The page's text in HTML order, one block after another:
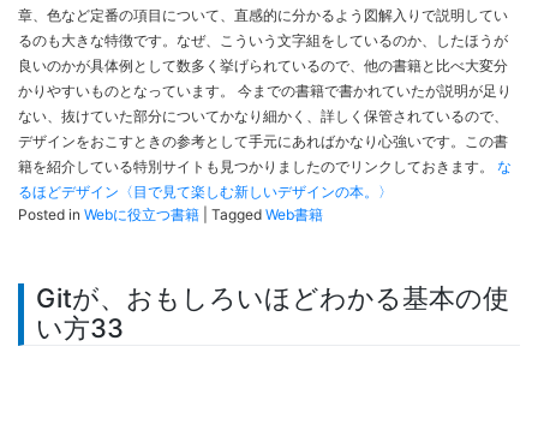
章、色など定番の項目について、直感的に分かるよう図解入りで説明してい
るのも大きな特徴です。なぜ、こういう文字組をしているのか、したほうが
良いのかが具体例として数多く挙げられているので、他の書籍と比べ大変分
かりやすいものとなっています。 今までの書籍で書かれていたが説明が足り
ない、抜けていた部分についてかなり細かく、詳しく保管されているので、
デザインをおこすときの参考として手元にあればかなり心強いです。この書
籍を紹介している特別サイトも見つかりましたのでリンクしておきます。 な
るほどデザイン〈目で見て楽しむ新しいデザインの本。〉
Posted in Webに役立つ書籍 Tagged Web書籍
Gitが、おもしろいほどわかる基本の使
い方33